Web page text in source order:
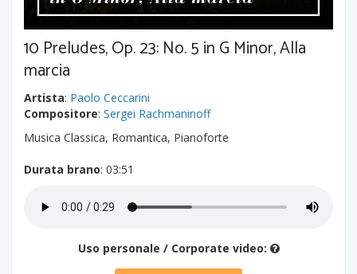
10 Preludes, Op. 23: No. 5 in G Minor, Alla
marcia
Artista: Paolo Ceccarini
Compositore: Sergei Rachmaninoff
Musica Classica, Romantica, Pianoforte
Durata brano: 03:51
Uso personale / Corporate video: